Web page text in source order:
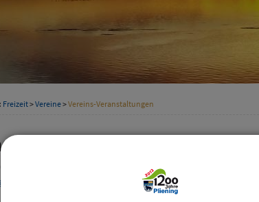
Freizeit>Vereine>Vereins-Veranstaltungen
der Vereine
2024